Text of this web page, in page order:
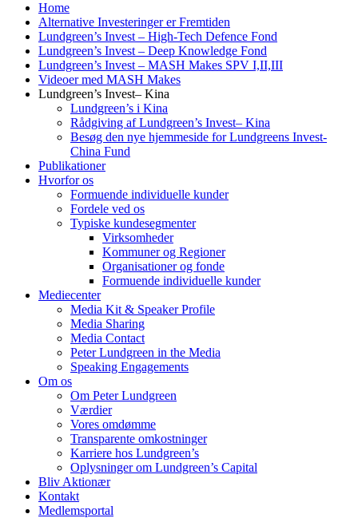
Home
Alternative Investeringer er Fremtiden
Lundgreen’s Invest – High-Tech Defence Fond
Lundgreen’s Invest – Deep Knowledge Fond
Lundgreen’s Invest – MASH Makes SPV I,II,III
Videoer med MASH Makes
Lundgreen’s Invest– Kina
Lundgreen’s i Kina
Rådgiving af Lundgreen’s Invest– Kina
Besøg den nye hjemmeside for Lundgreens Invest-
China Fund
Publikationer
Hvorfor os
Formuende individuelle kunder
Fordele ved os
Typiske kundesegmenter
Virksomheder
Kommuner og Regioner
Organisationer og fonde
Formuende individuelle kunder
Mediecenter
Media Kit & Speaker Profile
Media Sharing
Media Contact
Peter Lundgreen in the Media
Speaking Engagements
Om os
Om Peter Lundgreen
Værdier
Vores omdømme
Transparente omkostninger
Karriere hos Lundgreen’s
Oplysninger om Lundgreen’s Capital
Bliv Aktionær
Kontakt
Medlemsportal